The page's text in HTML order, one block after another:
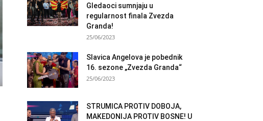
Gledaoci sumnjaju u
regularnost finala Zvezda
Granda!
25/06/2023
Slavica Angelova je pobednik
16. sezone „Zvezda Granda“
25/06/2023
STRUMICA PROTIV DOBOJA,
MAKEDONIJA PROTIV BOSNE! U